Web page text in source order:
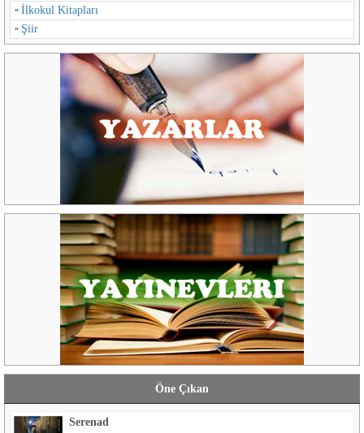
İlkokul Kitapları
Şiir
Öne Çıkan
Serenad